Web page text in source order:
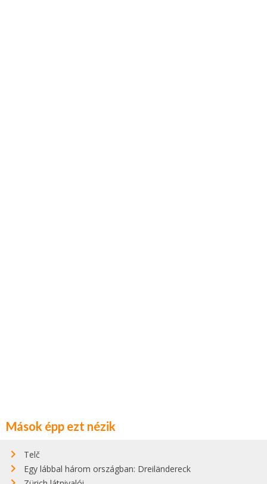
Mások épp ezt nézik
Telč
Egy lábbal három országban: Dreiländereck